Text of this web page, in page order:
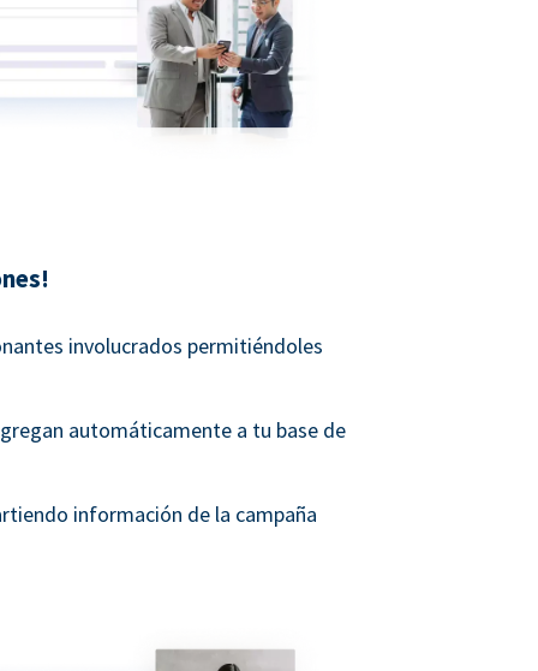
involucrados permitiéndoles
automáticamente a tu base de
información de la campaña